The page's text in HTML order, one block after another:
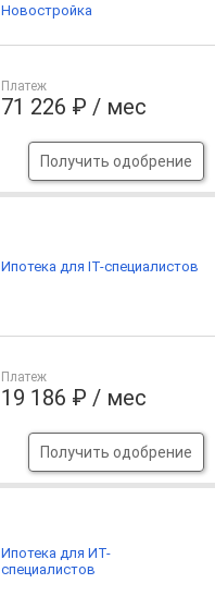
Платеж
71 226 ₽ / мес
Получить одобрение
Новостройка
Платеж
19 186 ₽ / мес
Получить одобрение
Ипотека для IT-специалистов
Ипотека для ИТ-
специалистов